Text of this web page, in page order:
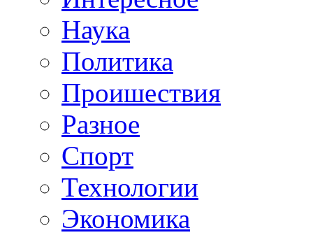
Наука
Политика
Проишествия
Разное
Спорт
Технологии
Экономика